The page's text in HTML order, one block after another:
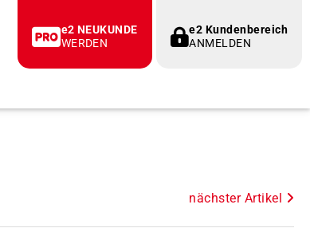
e2 Kundenbereich
ANMELDEN
e2 NEUKUNDE
WERDEN
nächster Artikel